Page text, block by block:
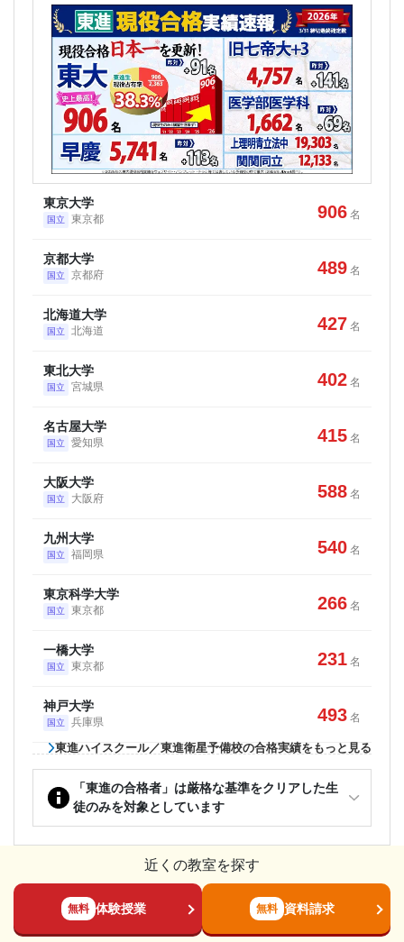
東京大学
国立 東京都 906 名
京都大学
国立 京都府 489 名
北海道大学
国立 北海道 427 名
東北大学
国立 宮城県 402 名
名古屋大学
国立 愛知県 415 名
大阪大学
国立 大阪府 588 名
九州大学
国立 福岡県 540 名
東京科学大学
国立 東京都 266 名
一橋大学
国立 東京都 231 名
神戸大学
国立 兵庫県 493 名
東進ハイスクール／東進衛星予備校の合格実績をもっと見る
「東進の合格者」は厳格な基準をクリアした生
徒のみを対象としています
近くの教室を探す
無料 体験授業 無料 資料請求